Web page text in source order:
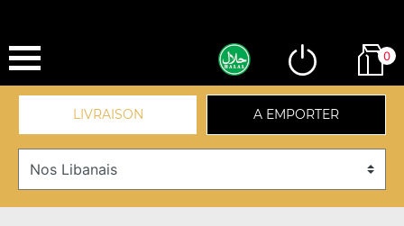
0
LIVRAISON A EMPORTER